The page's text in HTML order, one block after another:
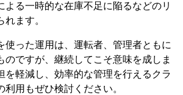
よる一時的な在庫不足に陥るなどのリ
れます。
使った運用は、運転者、管理者ともに
のですが、継続してこそ意味を成しま
を軽減し、効率的な管理を行えるクラ
利用もぜひ検討ください。